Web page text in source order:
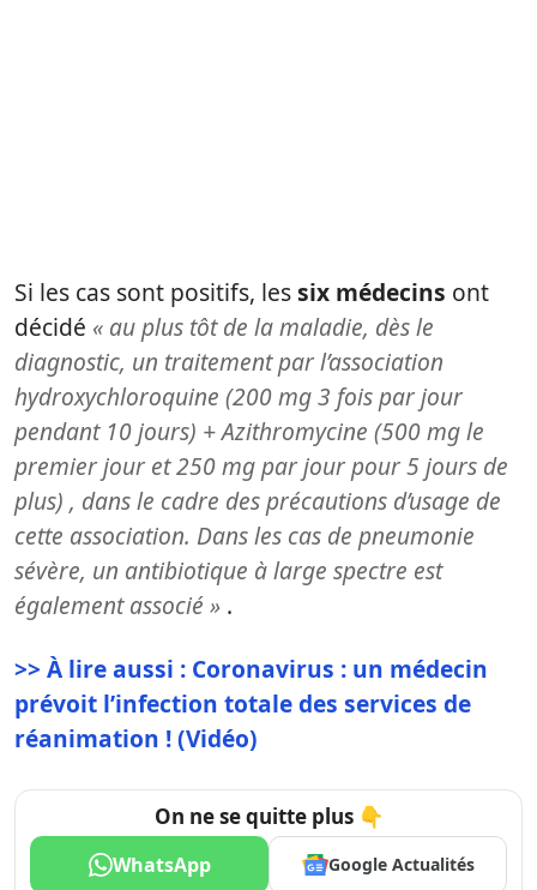
Si les cas sont positifs, lessix médecins ont
décidé « au plus tôt de la maladie, dès le
diagnostic, un traitement par l’association
hydroxychloroquine (200 mg 3 fois par jour
pendant 10 jours) + Azithromycine (500 mg le
premier jour et 250 mg par jour pour 5 jours de
plus) , dans le cadre des précautions d’usage de
cette association. Dans les cas de pneumonie
sévère, un antibiotique à large spectre est
également associé » .
>> À lire aussi : Coronavirus : un médecin
prévoit l’infection totale des services de
réanimation ! (Vidéo)
On ne se quitte plus 👇
WhatsApp Google Actualités